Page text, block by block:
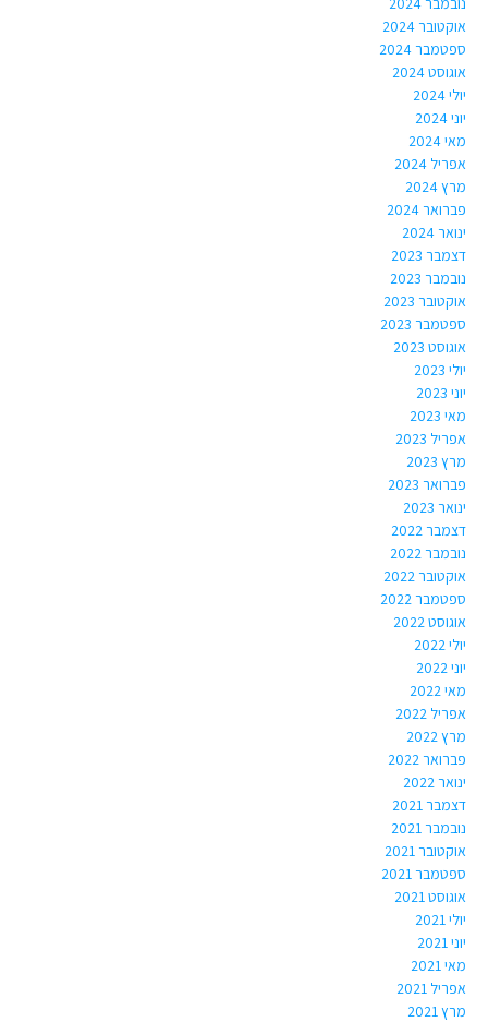
אוקטובר 2024
ספטמבר 2024
אוגוסט 2024
יולי 2024
יוני 2024
מאי 2024
אפריל 2024
מרץ 2024
פברואר 2024
ינואר 2024
דצמבר 2023
נובמבר 2023
אוקטובר 2023
ספטמבר 2023
אוגוסט 2023
יולי 2023
יוני 2023
מאי 2023
אפריל 2023
מרץ 2023
פברואר 2023
ינואר 2023
דצמבר 2022
נובמבר 2022
אוקטובר 2022
ספטמבר 2022
אוגוסט 2022
יולי 2022
יוני 2022
מאי 2022
אפריל 2022
מרץ 2022
פברואר 2022
ינואר 2022
דצמבר 2021
נובמבר 2021
אוקטובר 2021
ספטמבר 2021
אוגוסט 2021
יולי 2021
יוני 2021
מאי 2021
אפריל 2021
מרץ 2021